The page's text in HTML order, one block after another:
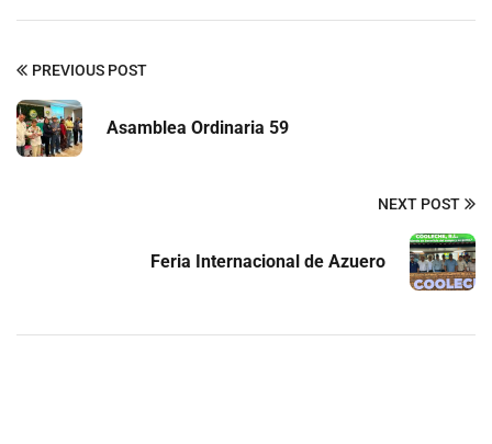
PREVIOUS POST
Asamblea Ordinaria 59
NEXT POST
Feria Internacional de Azuero